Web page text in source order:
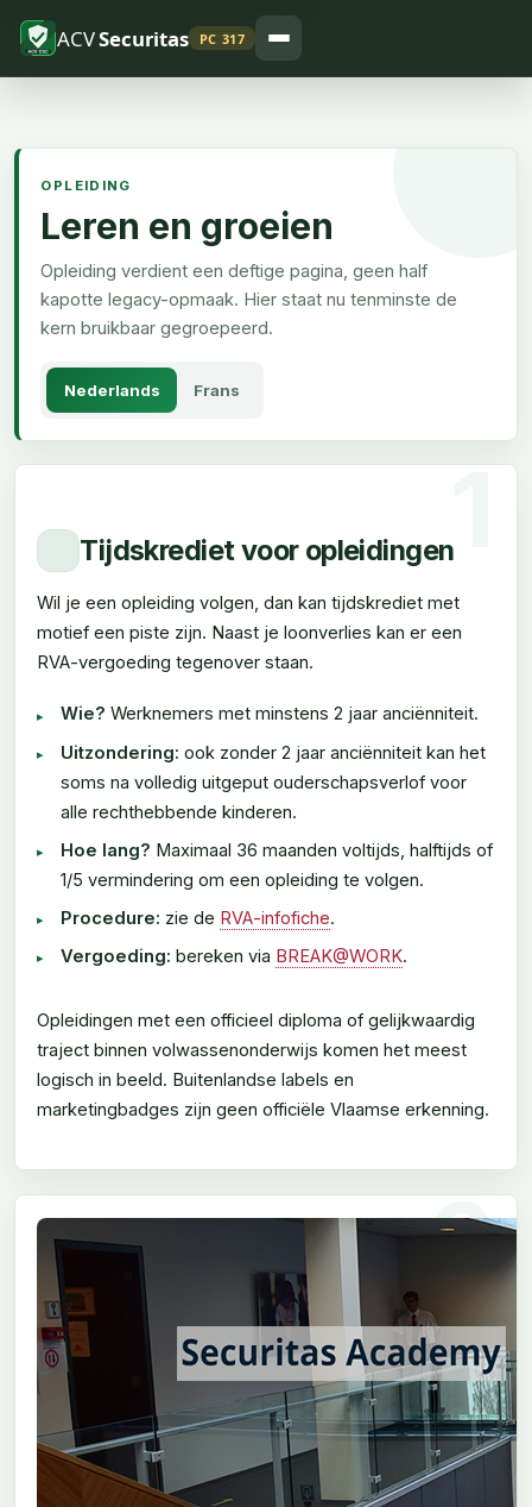
ACVSecuritas PC 317
OPLEIDING
Leren en groeien
Opleiding verdient een deftige pagina, geen half
kapotte legacy-opmaak. Hier staat nu tenminste de
kern bruikbaar gegroepeerd.
Nederlands Frans
Tijdskrediet voor opleidingen
Wil je een opleiding volgen, dan kan tijdskrediet met
motief een piste zijn. Naast je loonverlies kan er een
RVA-vergoeding tegenover staan.
Wie? Werknemers met minstens 2 jaar anciënniteit.
Uitzondering: ook zonder 2 jaar anciënniteit kan het
soms na volledig uitgeput ouderschapsverlof voor
alle rechthebbende kinderen.
Hoe lang? Maximaal 36 maanden voltijds, halftijds of
1/5 vermindering om een opleiding te volgen.
Procedure: zie de RVA-infofiche.
Vergoeding: bereken via BREAK@WORK.
Opleidingen met een officieel diploma of gelijkwaardig
traject binnen volwassenonderwijs komen het meest
logisch in beeld. Buitenlandse labels en
marketingbadges zijn geen officiële Vlaamse erkenning.